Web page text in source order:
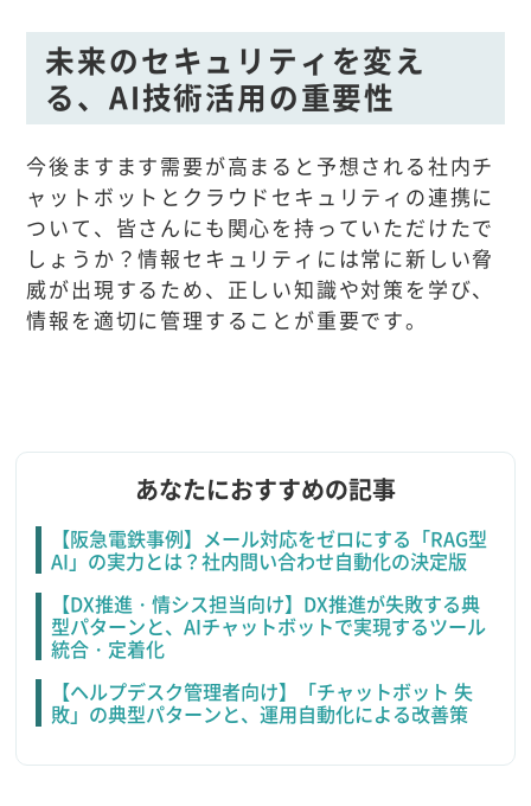
未来のセキュリティを変え
る、AI技術活用の重要性
今後ますます需要が高まると予想される社内チ
ャットボットとクラウドセキュリティの連携に
ついて、皆さんにも関心を持っていただけたで
しょうか？情報セキュリティには常に新しい脅
威が出現するため、正しい知識や対策を学び、
情報を適切に管理することが重要です。
あなたにおすすめの記事
【阪急電鉄事例】メール対応をゼロにする「RAG型
AI」の実力とは？社内問い合わせ自動化の決定版
【DX推進・情シス担当向け】DX推進が失敗する典
型パターンと、AIチャットボットで実現するツール
統合・定着化
【ヘルプデスク管理者向け】「チャットボット 失
敗」の典型パターンと、運用自動化による改善策